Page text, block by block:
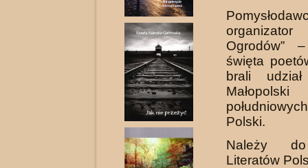
organizator
Ogrodów”
święta
brali
Polski.
Należy
Literatów